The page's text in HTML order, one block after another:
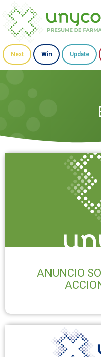
Next Win Update
ANUNCIO